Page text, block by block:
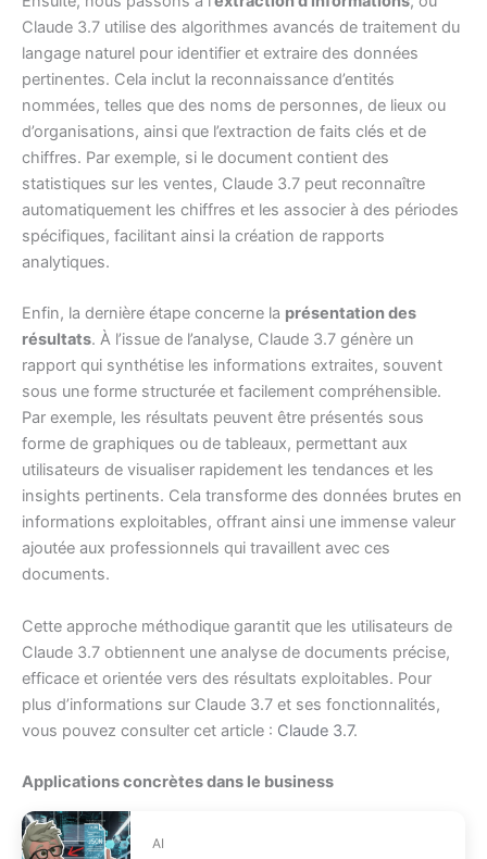
Claude 3.7 utilise des algorithmes avancés de traitement du
langage naturel pour identifier et extraire des données
pertinentes. Cela inclut la reconnaissance d’entités
nommées, telles que des noms de personnes, de lieux ou
d’organisations, ainsi que l’extraction de faits clés et de
chiffres. Par exemple, si le document contient des
statistiques sur les ventes, Claude 3.7 peut reconnaître
automatiquement les chiffres et les associer à des périodes
spécifiques, facilitant ainsi la création de rapports
analytiques.
Enfin, la dernière étape concerne la présentation des
résultats. À l’issue de l’analyse, Claude 3.7 génère un
rapport qui synthétise les informations extraites, souvent
sous une forme structurée et facilement compréhensible.
Par exemple, les résultats peuvent être présentés sous
forme de graphiques ou de tableaux, permettant aux
utilisateurs de visualiser rapidement les tendances et les
insights pertinents. Cela transforme des données brutes en
informations exploitables, offrant ainsi une immense valeur
ajoutée aux professionnels qui travaillent avec ces
documents.
Cette approche méthodique garantit que les utilisateurs de
Claude 3.7 obtiennent une analyse de documents précise,
efficace et orientée vers des résultats exploitables. Pour
plus d’informations sur Claude 3.7 et ses fonctionnalités,
vous pouvez consulter cet article : Claude 3.7.
Applications concrètes dans le business
AI